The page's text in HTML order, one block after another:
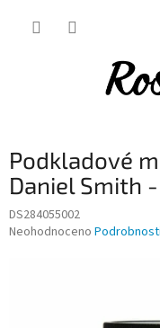
Podkladové
Daniel Smith
DS284055002
Průměrné
Neohodnoceno